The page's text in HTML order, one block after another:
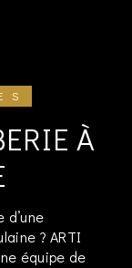
? ARTI
équipe de